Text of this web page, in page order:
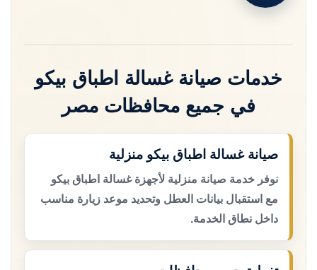
خدمات صيانة غسالة اطباق بيكو
في جميع محافظات مصر
صيانة غسالة اطباق بيكو منزلية
نوفر خدمة صيانة منزلية لأجهزة غسالة اطباق بيكو
مع استقبال بيانات العطل وتحديد موعد زيارة مناسب
داخل نطاق الخدمة.